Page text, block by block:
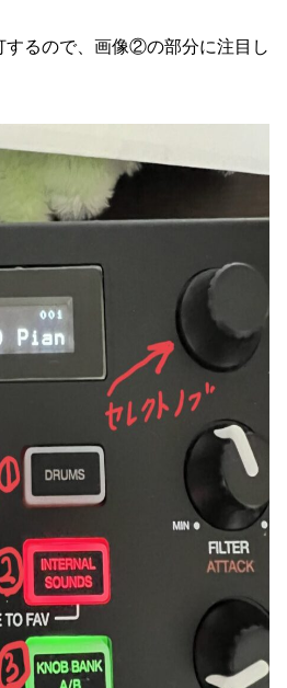
するので、画像②の部分に注目し